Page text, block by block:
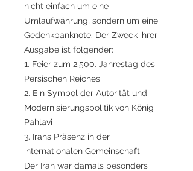
nicht einfach um eine
Umlaufwährung, sondern um eine
Gedenkbanknote. Der Zweck ihrer
Ausgabe ist folgender:
1. Feier zum 2.500. Jahrestag des
Persischen Reiches
2. Ein Symbol der Autorität und
Modernisierungspolitik von König
Pahlavi
3. Irans Präsenz in der
internationalen Gemeinschaft
Der Iran war damals besonders